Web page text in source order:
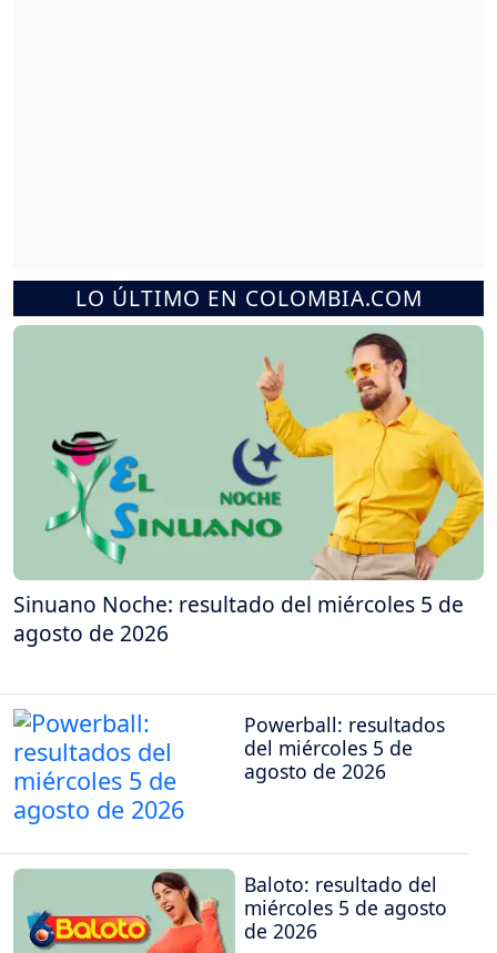
LO ÚLTIMO EN COLOMBIA.COM
Sinuano Noche: resultado del miércoles 5 de
agosto de 2026
Powerball: resultados
del miércoles 5 de
agosto de 2026
Baloto: resultado del
miércoles 5 de agosto
de 2026